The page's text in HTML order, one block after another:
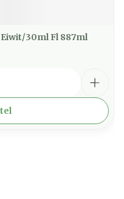
30ml Fl 887ml